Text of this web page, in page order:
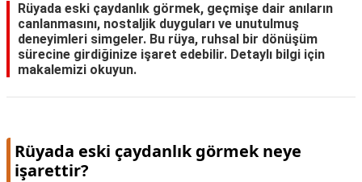
Rüyada eski çaydanlık görmek, geçmişe dair anıların
canlanmasını, nostaljik duyguları ve unutulmuş
deneyimleri simgeler. Bu rüya, ruhsal bir dönüşüm
sürecine girdiğinize işaret edebilir. Detaylı bilgi için
makalemizi okuyun.
Rüyada eski çaydanlık görmek neye
işarettir?